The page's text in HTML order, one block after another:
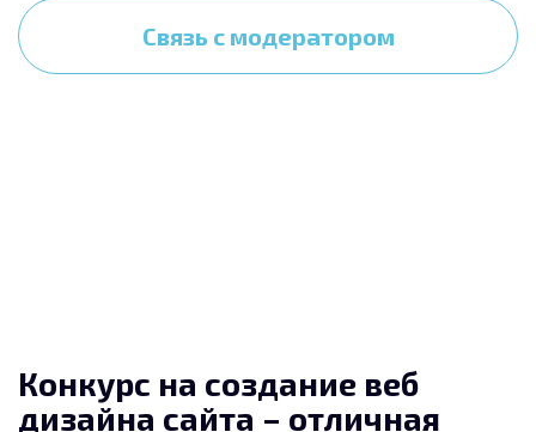
Связь с модератором
Конкурс на создание веб
дизайна сайта – отличная